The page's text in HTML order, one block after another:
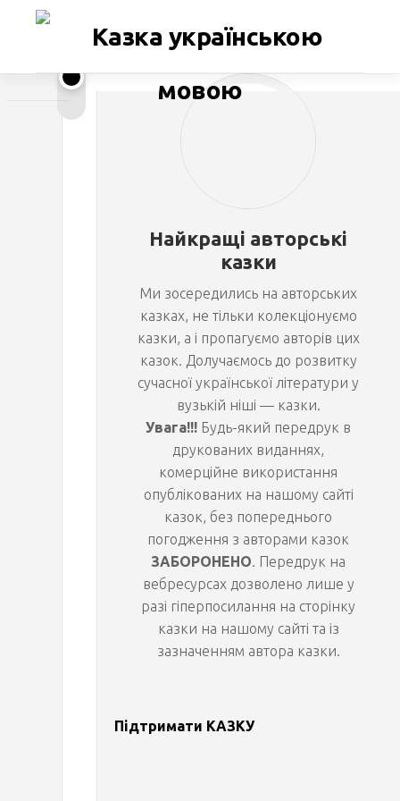
Перейти
в
а
н
г
у
л
а
б
і
р
Найкращі авторські
казки
Ми зосередились на авторських
казках, не тільки колекціонуємо
казки, а і пропагуємо авторів цих
казок. Долучаємось до розвитку
сучасної української літератури у
вузькій ніші — казки.
Увага!!! Будь-який передрук в
друкованих виданнях,
комерційне використання
опублікованих на нашому сайті
казок, без попереднього
погодження з авторами казок
ЗАБОРОНЕНО. Передрук на
вебресурсах дозволено лише у
разі гіперпосилання на сторінку
казки на нашому сайті та із
зазначенням автора казки.
Підтримати КАЗКУ